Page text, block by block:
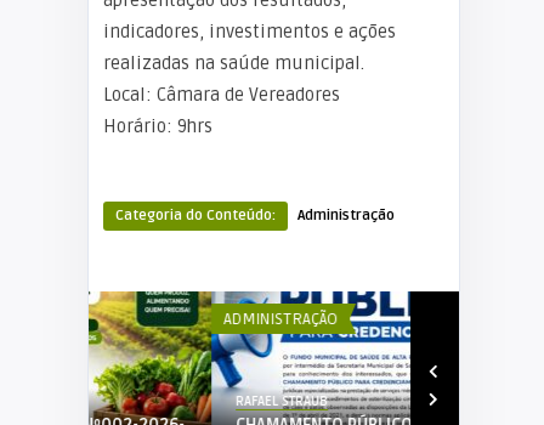
indicadores, investimentos e ações
realizadas na saúde municipal.
Local: Câmara de Vereadores
Horário: 9hrs
Categoria do Conteúdo: Administração
ADMINISTRAÇÃO
RAFAEL STRAUB